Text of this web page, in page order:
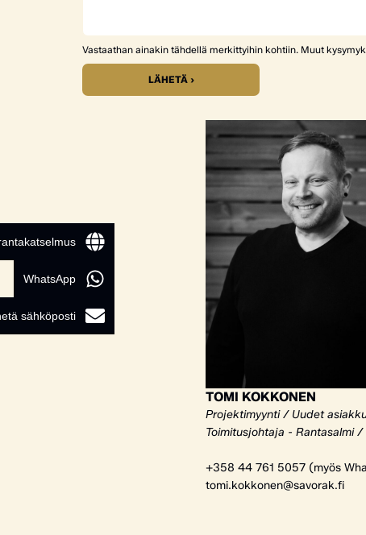
Vastaathan ainakin tähdellä merkittyihin kohtiin. Muut
LÄHETÄ ›
TOMI KOKKONEN
Projektimyynti / Uudet
Toimitusjohtaja - Rantasalmi /
+358 44 761 5057 (myös
tomi.kokkonen@savorak.fi
WhatsApp
sähköposti